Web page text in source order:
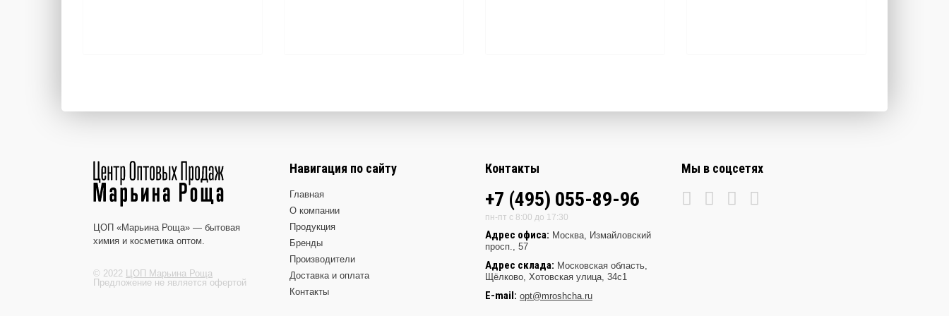
ЦОП «Марьина Роща» — бытовая
химия и косметика оптом.
© 2022 ЦОП Марьина Роща
Предложение не является офертой
Навигация по сайту
Главная
О компании
Продукция
Бренды
Производители
Доставка и оплата
Контакты
Контакты
+7 (495) 055-89-96
пн-пт с 8:00 до 17:30
Адрес офиса: Москва, Измайловский
просп., 57
Адрес склада: Московская область,
Щёлково, Хотовская улица, 34с1
E-mail: opt@mroshcha.ru
Мы в соцсетях